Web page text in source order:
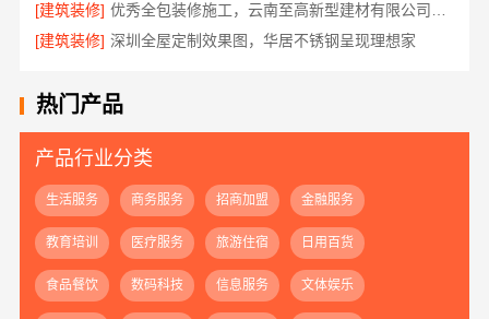
[建筑装修]
[建筑装修] 深圳全屋定制效果图，华居不锈钢呈现理想家
热门产品
产品行业分类
生活服务 商务服务 招商加盟 金融服务
教育培训 医疗服务 旅游住宿 日用百货
食品餐饮 数码科技 信息服务 文体娱乐